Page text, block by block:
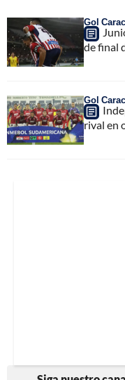
Gol
de final
Gol
rival en